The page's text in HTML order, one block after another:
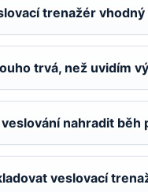
trenažér
trvá, než uvidím
nahradit běh
veslovací